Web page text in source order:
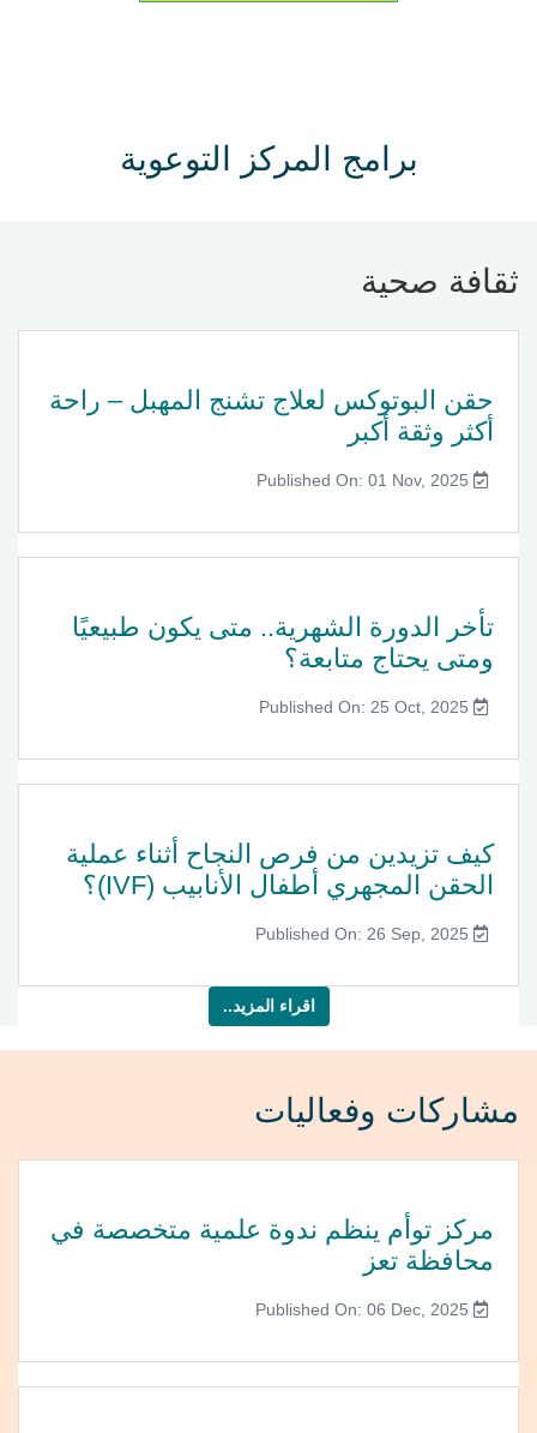
برامج المركز التوعوية
ثقافة صحية
حقن البوتوكس لعلاج تشنج المهبل – راحة
أكثر وثقة أكبر
تأخر الدورة الشهرية.. متى يكون طبيعيًا
ومتى يحتاج متابعة؟
كيف تزيدين من فرص النجاح أثناء عملية
الحقن المجهري أطفال الأنابيب (IVF)؟
اقراء المزيد..
مشاركات وفعاليات
مركز توأم ينظم ندوة علمية متخصصة في
محافظة تعز